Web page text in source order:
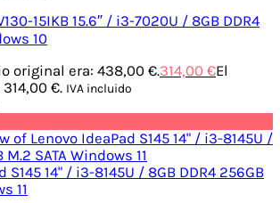
15IKB 15.6″ / i3-7020U / 8GB DDR4
10
original era: 438,00 €.314,00 €El
€. IVA incluido